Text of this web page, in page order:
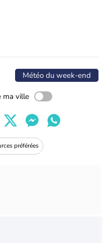
Météo du week-end
ma ville
préférées